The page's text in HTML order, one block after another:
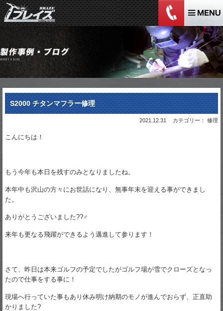
S2000 チタンマフラー修理
2021.12.31 カテゴリー： 修理
こんにちは！
もう今年も本日を残すのみとなりましたね。
本年中も沢山の方々にお世話になり、無事年末を迎える事ができまし
た。
ありがとうございました??‍♂️
来年も更なる飛躍ができるよう邁進して参ります！
さて、昨日は本来ゴルフの予定でしたがゴルフ場が雪でクローズとなっ
たので仕事をする事に！
現場へ行っていた事もあり休み明け納期のモノが進んでおらず、正直助
かりました?